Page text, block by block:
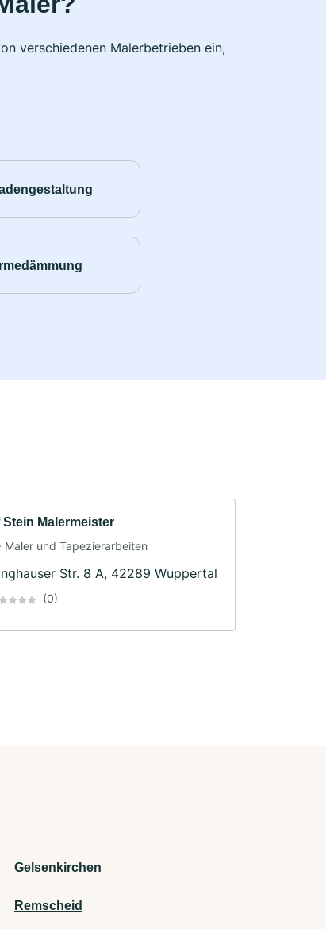
verschiedenen Malerbetrieben ein,
Malermeister
Maler und Tapezierarbeiten
Str. 8 A, 42289 Wuppertal
(0)
Gelsenkirchen
Remscheid